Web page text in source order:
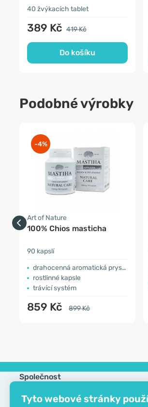
Tyto webové stránky
40 žvýkacích tablet
389 Kč 419 Kč
Do košíku
Podobné výrobky
-4%
Art of Nature
100% Chios masticha
90 kapslí
drahocenná aromatická pryskyřice
rostlinné kapsle
trávící systém
859 Kč 899 Kč
Společnost
Kontakt